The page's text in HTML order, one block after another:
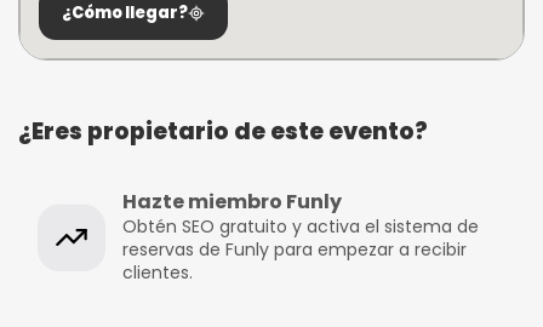
¿Cómo llegar?
¿Eres propietario de este evento?
Hazte miembro Funly
Obtén SEO gratuito y activa el sistema de
reservas de Funly para empezar a recibir
clientes.